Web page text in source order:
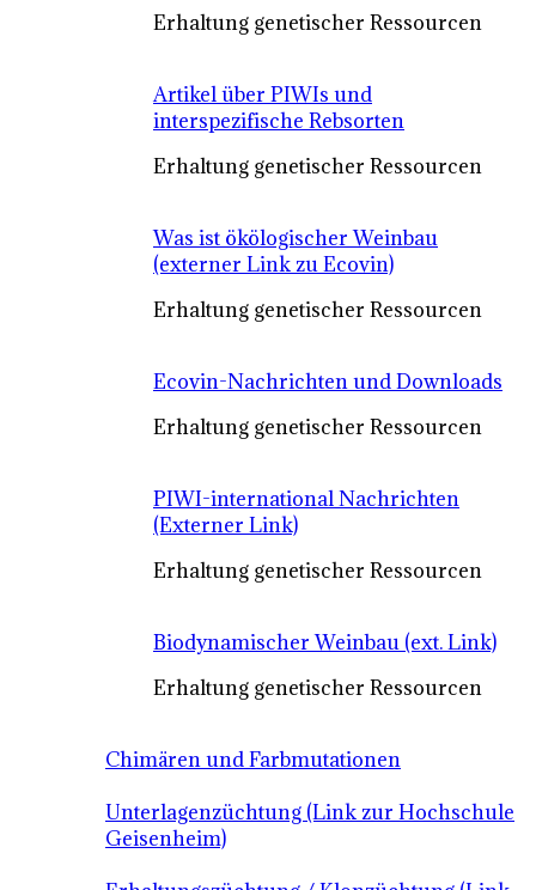
Erhaltung genetischer Ressourcen
Artikel über PIWIs und
interspezifische Rebsorten
Erhaltung genetischer Ressourcen
Was ist ökölogischer Weinbau
(externer Link zu Ecovin)
Erhaltung genetischer Ressourcen
Ecovin-Nachrichten und Downloads
Erhaltung genetischer Ressourcen
PIWI-international Nachrichten
(Externer Link)
Erhaltung genetischer Ressourcen
Biodynamischer Weinbau (ext. Link)
Erhaltung genetischer Ressourcen
Chimären und Farbmutationen
Unterlagenzüchtung (Link zur Hochschule
Geisenheim)